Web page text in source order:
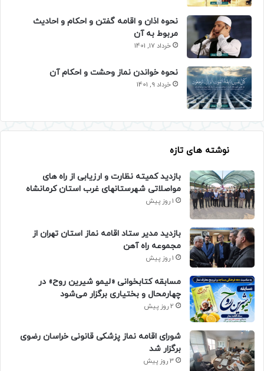
نحوه اذان و اقامه گفتن و احکام و احادیث
مربوط به آن
خرداد 17, 1401
نحوه خواندن نماز وحشت و احکام آن
خرداد 9, 1401
نوشته های تازه
بازدید کمیته نظارت و ارزیابی از راه های
مواصلاتی شهرستانهای غرب استان کرمانشاه
1 روز پیش
بازدید مدیر ستاد اقامه نماز استان تهران از
مجموعه راه آهن
1 روز پیش
مسابقه کتابخوانی «لیمو شیرین روح» در
چهارمحال و بختیاری برگزار می‌شود
2 روز پیش
شورای اقامه نماز پزشکی قانونی خراسان رضوی
برگزار شد
3 روز پیش